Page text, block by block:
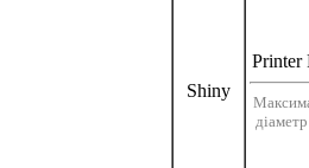
Shiny
Printer